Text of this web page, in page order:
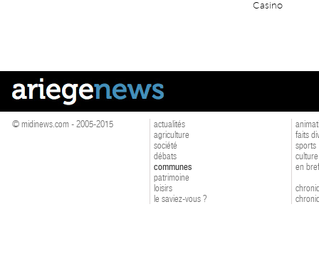
Casino
© midinews.com - 2005-2015
actualités
agriculture
société
débats
communes
patrimoine
loisirs
le saviez-vous ?
faits
sports
culture
en bref